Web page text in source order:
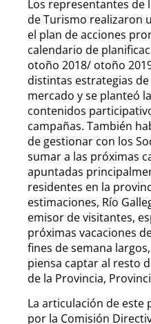
Los representantes de
de Turismo realizaron
el plan de acciones
calendario de
otoño 2018/ otoño
distintas estrategias
mercado y se planteó
contenidos
campañas. También
de gestionar con los
sumar a las próximas
apuntadas
residentes en la
estimaciones, Río
emisor de visitantes,
próximas vacaciones
fines de semana
piensa captar al resto
de la Provincia,
La articulación de este
por la Comisión